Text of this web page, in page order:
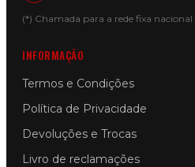
(*) Chamada para a rede fixa nacional
INFORMAÇÃO
Termos e Condições
Política de Privacidade
Devoluções e Trocas
Livro de reclamações